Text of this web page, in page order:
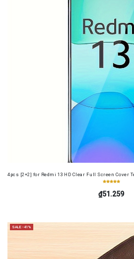
4pcs [2+2] for Redmi 13 HD Clear Full Screen Cover
₫51.259
SALE -41%